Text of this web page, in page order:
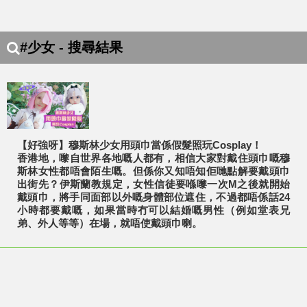
#少女 - 搜尋結果
【好強呀】穆斯林少女用頭巾當係假髮照玩Cosplay！
香港地，嚟自世界各地嘅人都有，相信大家對戴住頭巾嘅穆
斯林女性都唔會陌生嘅。但係你又知唔知佢哋點解要戴頭巾
出街先？伊斯蘭教規定，女性信徒要喺嚟一次M之後就開始
戴頭巾，將手同面部以外嘅身體部位遮住，不過都唔係話24
小時都要戴嘅，如果當時冇可以結婚嘅男性（例如堂表兄
弟、外人等等）在場，就唔使戴頭巾喇。